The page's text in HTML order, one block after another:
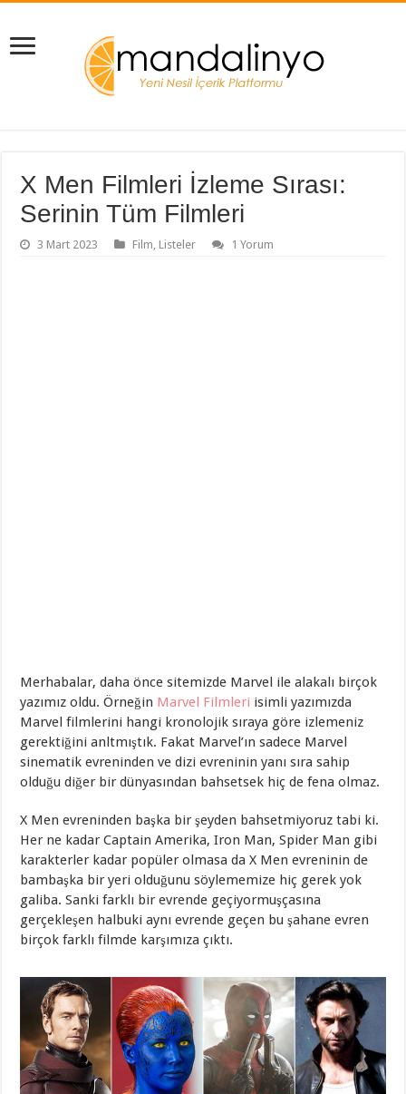
X Men Filmleri İzleme Sırası:
Serinin Tüm Filmleri
3 Mart 2023 Film, Listeler 1 Yorum
Merhabalar, daha önce sitemizde Marvel ile alakalı birçok
yazımız oldu. Örneğin Marvel Filmleri isimli yazımızda
Marvel filmlerini hangi kronolojik sıraya göre izlemeniz
gerektiğini anltmıştık. Fakat Marvel’ın sadece Marvel
sinematik evreninden ve dizi evreninin yanı sıra sahip
olduğu diğer bir dünyasından bahsetsek hiç de fena olmaz.
X Men evreninden başka bir şeyden bahsetmiyoruz tabi ki.
Her ne kadar Captain Amerika, Iron Man, Spider Man gibi
karakterler kadar popüler olmasa da X Men evreninin de
bambaşka bir yeri olduğunu söylememize hiç gerek yok
galiba. Sanki farklı bir evrende geçiyormuşçasına
gerçekleşen halbuki aynı evrende geçen bu şahane evren
birçok farklı filmde karşımıza çıktı.